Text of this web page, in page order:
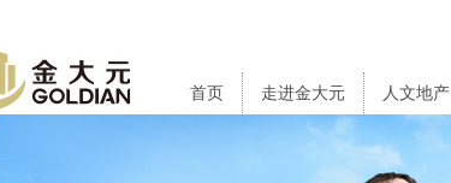
首页 走进金大元 人文地产